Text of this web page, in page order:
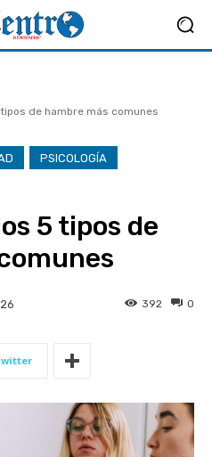
de hambre más comunes
PSICOLOGÍA
5 tipos de
0
392